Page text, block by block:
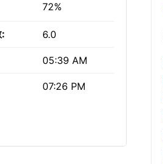
72%
6.0
05:39 AM
07:26 PM